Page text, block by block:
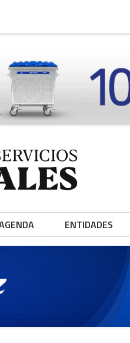
ENTIDADES